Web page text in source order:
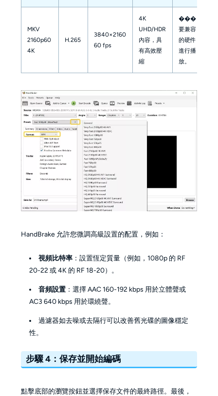
MKV
2160p60
4K
H.265
3840×2160
60 fps
4K
UHD/HDR
內容，具
有高效壓
縮
���
要兼容
的硬件
進行播
放。
HandBrake 允許您微調高級設置的配置，例如：
視頻比特率 ：設置恆定質量（例如，1080p 的 RF
20-22 或 4K 的 RF 18-20）。
音頻設置 ：選擇 AAC 160-192 kbps 用於立體聲或
AC3 640 kbps 用於環繞聲。
過濾器如去噪或去隔行可以改善舊光碟的圖像穩定
性。
步驟 4：保存並開始編碼
點擊底部的瀏覽按鈕並選擇保存文件的最終路徑。最後，